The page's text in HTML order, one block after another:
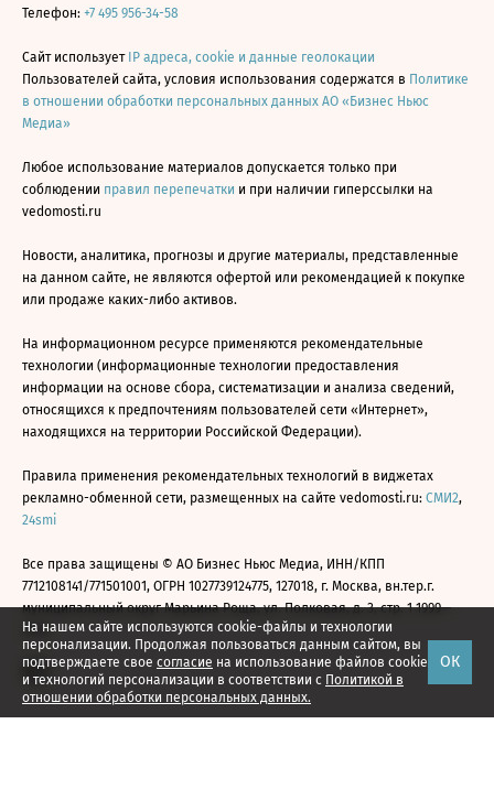
На нашем сайте используются cookie-файлы и технологии
персонализации. Продолжая пользоваться данным сайтом, вы
подтверждаете свое согласие на использование файлов cookie
и технологий персонализации в соответствии с Политикой в
отношении обработки персональных данных.
ОК
Телефон: +7 495 956-34-58
Сайт использует IP адреса, cookie и данные геолокации
Пользователей сайта, условия использования содержатся в Политике
в отношении обработки персональных данных АО «Бизнес Ньюс
Медиа»
Любое использование материалов допускается только при
соблюдении правил перепечатки и при наличии гиперссылки на
vedomosti.ru
Новости, аналитика, прогнозы и другие материалы, представленные
на данном сайте, не являются офертой или рекомендацией к покупке
или продаже каких-либо активов.
На информационном ресурсе применяются рекомендательные
технологии (информационные технологии предоставления
информации на основе сбора, систематизации и анализа сведений,
относящихся к предпочтениям пользователей сети «Интернет»,
находящихся на территории Российской Федерации).
Правила применения рекомендательных технологий в виджетах
рекламно-обменной сети, размещенных на сайте vedomosti.ru: СМИ2,
24smi
Все права защищены © АО Бизнес Ньюс Медиа, ИНН/КПП
7712108141/771501001, ОГРН 1027739124775, 127018, г. Москва, вн.тер.г.
муниципальный округ Марьина Роща, ул. Полковая, д. 3, стр. 1 1999—
2026